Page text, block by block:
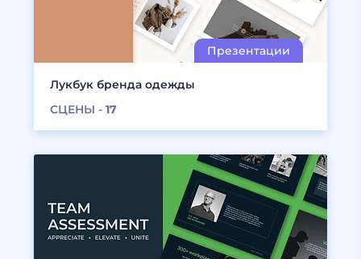
Лукбук бренда одежды
СЦЕНЫ - 17